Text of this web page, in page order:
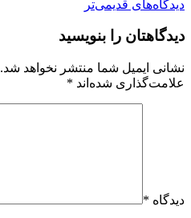
دیدگاه‌های قدیمی‌تر
دیدگاهتان را بنویسید
نشانی ایمیل شما منتشر نخواهد شد.
علامت‌گذاری شده‌اند *
دیدگاه *